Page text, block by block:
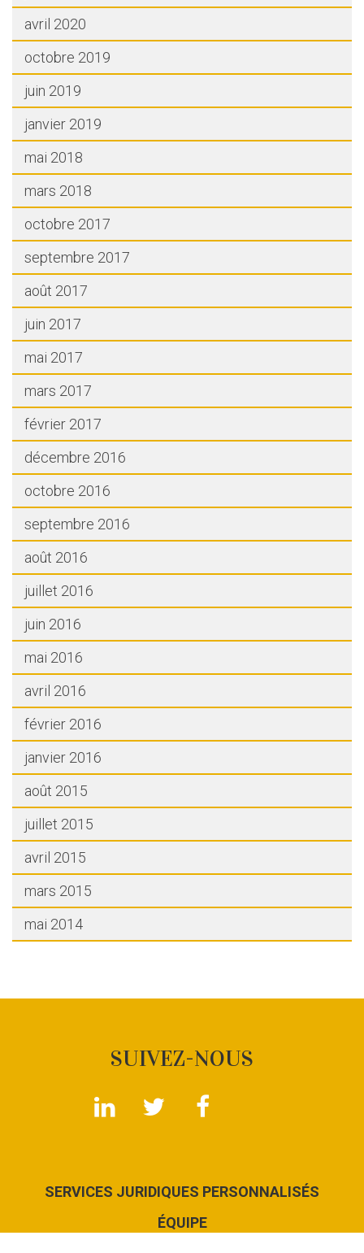
avril 2020
octobre 2019
juin 2019
janvier 2019
mai 2018
mars 2018
octobre 2017
septembre 2017
août 2017
juin 2017
mai 2017
mars 2017
février 2017
décembre 2016
octobre 2016
septembre 2016
août 2016
juillet 2016
juin 2016
mai 2016
avril 2016
février 2016
janvier 2016
août 2015
juillet 2015
avril 2015
mars 2015
mai 2014
SUIVEZ-NOUS
SERVICES JURIDIQUES PERSONNALISÉS
ÉQUIPE